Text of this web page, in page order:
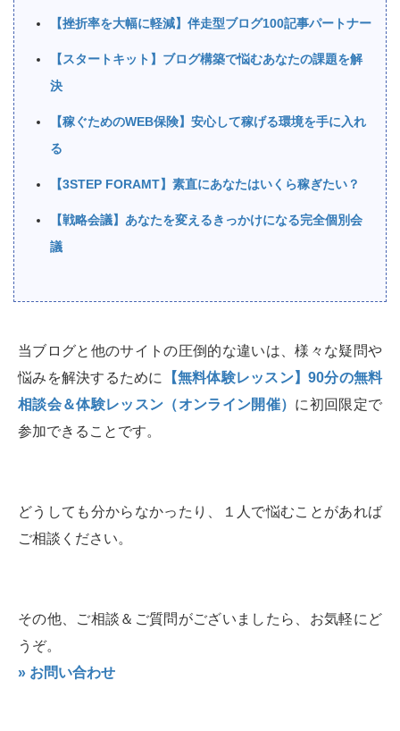
【挫折率を大幅に軽減】伴走型ブログ100記事パートナー
【スタートキット】ブログ構築で悩むあなたの課題を解
決
【稼ぐためのWEB保険】安心して稼げる環境を手に入れ
る
【3STEP FORAMT】素直にあなたはいくら稼ぎたい？
【戦略会議】あなたを変えるきっかけになる完全個別会
議
当ブログと他のサイトの圧倒的な違いは、様々な疑問や
悩みを解決するために
【無料体験レッスン】90分の無料
相談会＆体験レッスン（オンライン開催） に初回限定で
参加できることです。
どうしても分からなかったり、１人で悩むことがあれば
ご相談ください。
その他、ご相談＆ご質問がございましたら、お気軽にど
うぞ。
» お問い合わせ